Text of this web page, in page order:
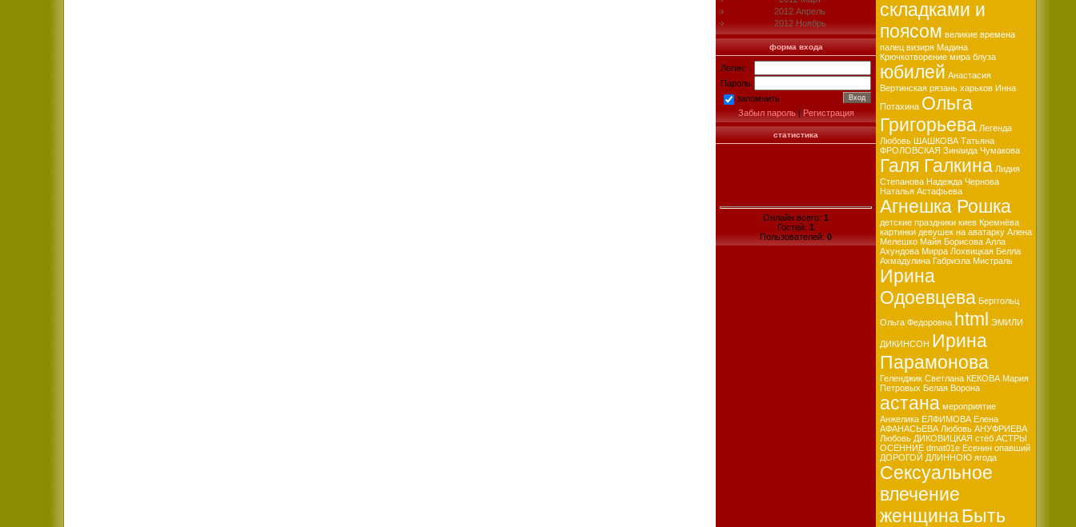
2012 Апрель
2012 Ноябрь
форма входа
Логин:
Пароль:
запомнить
Забыл пароль| Регистрация
статистика
Онлайн всего: 1
Гостей: 1
Пользователей: 0
складками и
поясом великие времена
палец визиря Мадина
Крючкотворение мира блуза
юбилей Анастасия
Вертинская рязань харьков Инна
Потахина Ольга
Григорьева Легенда
Любовь ШАШКОВА Татьяна
ФРОЛОВСКАЯ Зинаида Чумакова
Галя Галкина Лидия
Степанова Надежда Чернова
Наталья Астафьева
Агнешка Рошка
детские праздники киев Кремнёва
картинки девушек на аватарку Алена
Мелешко Майя Борисова Алла
Ахундова Мирра Лохвицкая Белла
Ахмадулина Габриэла Мистраль
Ирина
Одоевцева Берггольц
Ольга Федоровна html ЭМИЛИ
ДИКИНСОН Ирина
Парамонова
Геленджик Светлана КЕКОВА Мария
Петровых Белая Ворона
астана мероприятие
Анжелика ЕЛФИМОВА Елена
АФАНАСЬЕВА Любовь АНУФРИЕВА
Любовь ДИКОВИЦКАЯ стёб АСТРЫ
ОСЕННИЕ dmat01e Есенин опавший
ДОРОГОЙ ДЛИННОЮ ягода
Сексуальное
влечение
женщинаБыть